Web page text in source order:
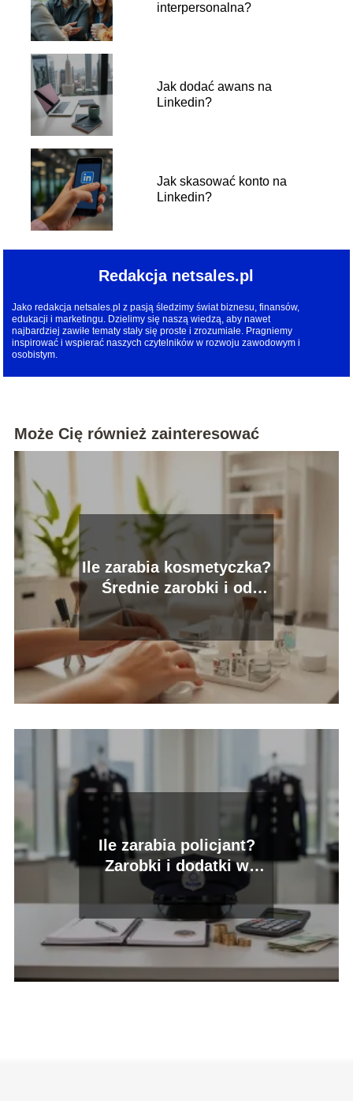
interpersonalna?
Jak dodać awans na
Linkedin?
Jak skasować konto na
Linkedin?
Redakcja netsales.pl
Jako redakcja netsales.pl z pasją śledzimy świat biznesu, finansów,
edukacji i marketingu. Dzielimy się naszą wiedzą, aby nawet
najbardziej zawiłe tematy stały się proste i zrozumiałe. Pragniemy
inspirować i wspierać naszych czytelników w rozwoju zawodowym i
osobistym.
Może Cię również zainteresować
Ile zarabia kosmetyczka?
Średnie zarobki i od
czego zależą
Ile zarabia policjant?
Zarobki i dodatki w
policji